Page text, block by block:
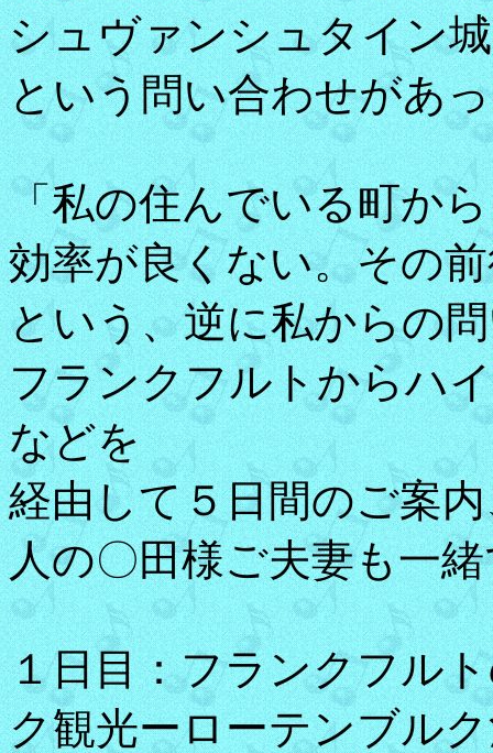
シュヴァンシュタイン
という問い合わせがあ
「私の住んでいる町か
効率が良くない。その
という、逆に私からの
フランクフルトからハ
などを
経由して５日間のご案
人の〇田様ご夫妻も一
１日目：フランクフル
ク観光ーローテンブル